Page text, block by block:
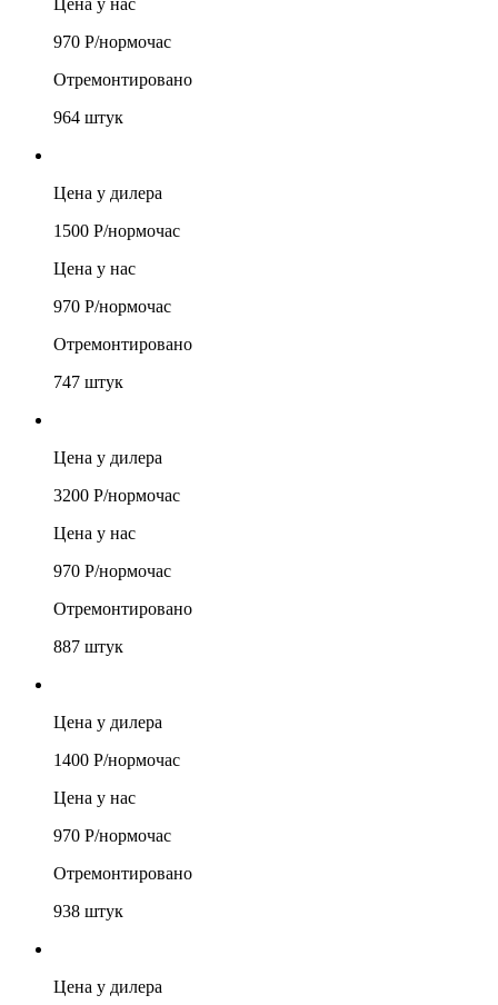
970 Р/нормочас
Отремонтировано
964 штук
Цена у дилера
1500 Р/нормочас
Цена у нас
970 Р/нормочас
Отремонтировано
747 штук
Цена у дилера
3200 Р/нормочас
Цена у нас
970 Р/нормочас
Отремонтировано
887 штук
Цена у дилера
1400 Р/нормочас
Цена у нас
970 Р/нормочас
Отремонтировано
938 штук
Цена у дилера